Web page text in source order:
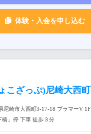
体験・入会を申し込む
こざっぷ)尼崎大西町
尼崎市大西町3-17-18 プラマーV 1F
橋」停 下車 徒歩３分